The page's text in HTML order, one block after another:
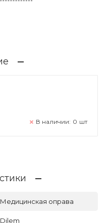
В наличии: 0 шт
Медицинская оправа
Dilem